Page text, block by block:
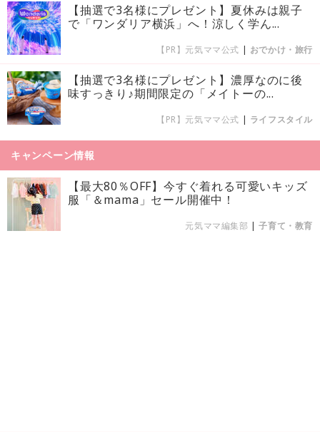
【抽選で3名様にプレゼント】夏休みは親子
で「ワンダリア横浜」へ！涼しく学ん...
【PR】元気ママ公式 | おでかけ・旅行
【抽選で3名様にプレゼント】濃厚なのに後
味すっきり♪期間限定の「メイトーの...
【PR】元気ママ公式 | ライフスタイル
キャンペーン情報
【最大80％OFF】今すぐ着れる可愛いキッズ
服「＆mama」セール開催中！
元気ママ編集部 |子育て・教育